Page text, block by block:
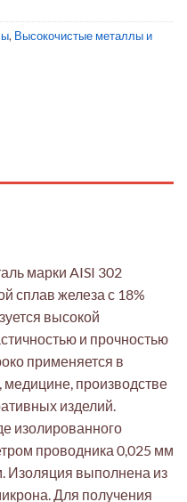
, Высокочистые металлы и
марки AISI 302
сплав железа с 18%
высокой
и прочностью
применяется в
производстве
изделий.
изолированного
проводника 0,025 мм
Изоляция выполнена из
Для получения